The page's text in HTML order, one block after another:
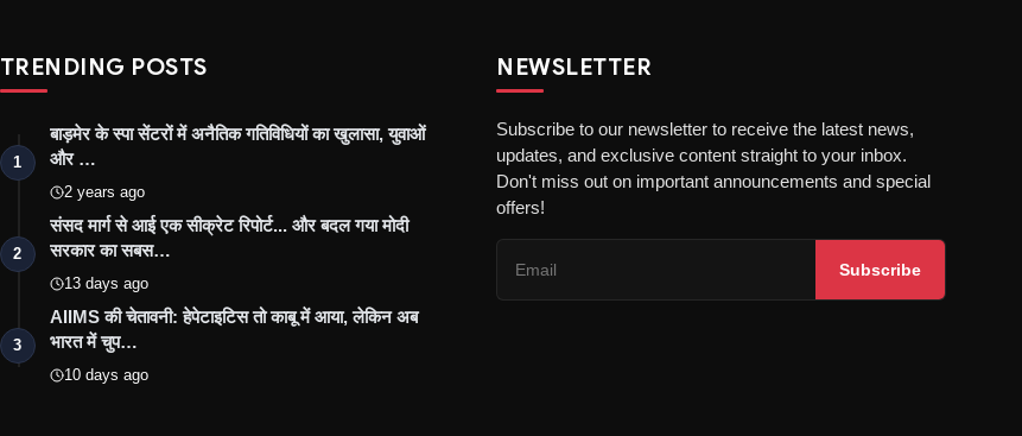
TRENDING POSTS
1
बाड़मेर के स्पा सेंटरों में अनैतिक गतिविधियों का खुलासा, युवाओं
और …
2 years ago
2
संसद मार्ग से आई एक सीक्रेट रिपोर्ट... और बदल गया मोदी
सरकार का सबस…
13 days ago
3
AIIMS की चेतावनी: हेपेटाइटिस तो काबू में आया, लेकिन अब
भारत में चुप…
10 days ago
NEWSLETTER
Subscribe to our newsletter to receive the latest news,
updates, and exclusive content straight to your inbox.
Don't miss out on important announcements and special
offers!
Subscribe